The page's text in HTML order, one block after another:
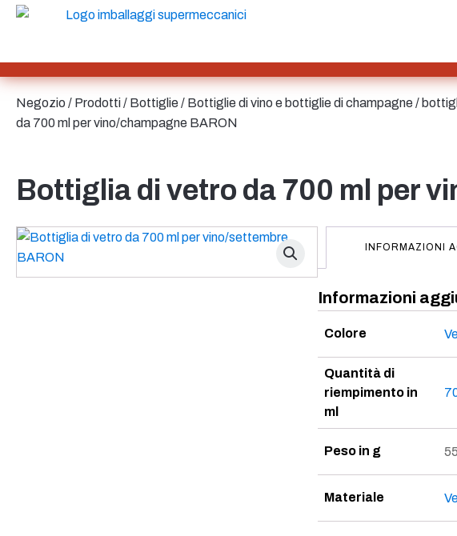
SAN
HD-PE
Cartone
PET
rPET
Gres
Borsa e Bag-in-Box
Bottiglie
Bottiglie
Bottiglie per salse Bottiglie per
Negozio / Prodotti/ Bottiglie/ Bottiglie di vino e bottiglie di champagne/
da 700 ml per vino/champagne BARON
Bottiglia di vetro da 700 ml per
INFORMAZIONI
Informazioni
Colore
Quantità di
riempimento in
ml
Peso in g
Materiale